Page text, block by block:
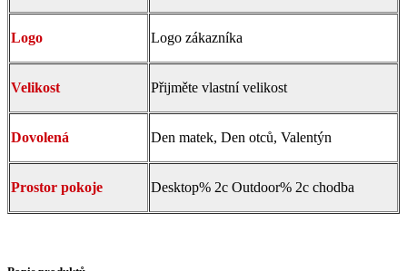
Logo Logo zákazníka
Velikost Přijměte vlastní velikost
Dovolená Den matek, Den otců, Valentýn
Prostor pokoje Desktop% 2c Outdoor% 2c chodba